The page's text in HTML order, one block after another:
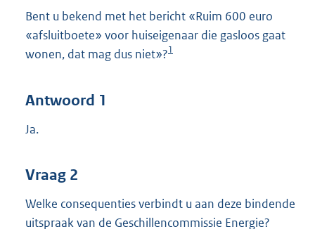
Bent u bekend met het bericht «Ruim 600 euro
«afsluitboete» voor huiseigenaar die gasloos gaat
wonen, dat mag dus niet»?1
Antwoord 1
Ja.
Vraag 2
Welke consequenties verbindt u aan deze bindende
uitspraak van de Geschillencommissie Energie?